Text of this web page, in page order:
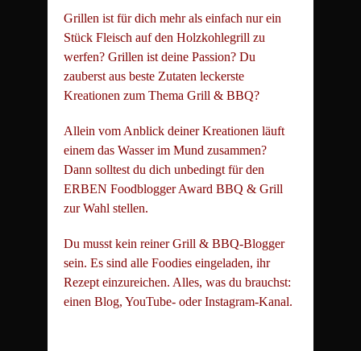
Grillen ist für dich mehr als einfach nur ein
Stück Fleisch auf den Holzkohlegrill zu
werfen? Grillen ist deine Passion? Du
zauberst aus beste Zutaten leckerste
Kreationen zum Thema Grill & BBQ?
Allein vom Anblick deiner Kreationen läuft
einem das Wasser im Mund zusammen?
Dann solltest du dich unbedingt für den
ERBEN Foodblogger Award BBQ & Grill
zur Wahl stellen.
Du musst kein reiner Grill & BBQ-Blogger
sein. Es sind alle Foodies eingeladen, ihr
Rezept einzureichen. Alles, was du brauchst:
einen Blog, YouTube- oder Instagram-Kanal.